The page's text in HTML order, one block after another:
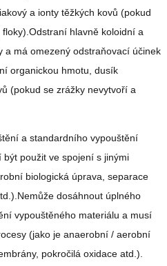
a ionty těžkých kovů (pokud
hlavně koloidní a
a má omezený odstraňovací účinek
organickou hmotu, dusík
(pokud se zrážky nevytvoří a
a standardního vypouštění
použit ve spojení s jinými
biologická úprava, separace
dosáhnout úplného
vypouštěného materiálu a musí
(jako je anaerobní / aerobní
pokročilá oxidace atd.).